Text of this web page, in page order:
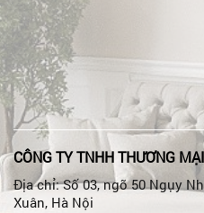
CÔNG TY TNHH THƯƠNG
Địa chỉ: Số 03, ngõ 50 Ngụy
Xuân, Hà Nội